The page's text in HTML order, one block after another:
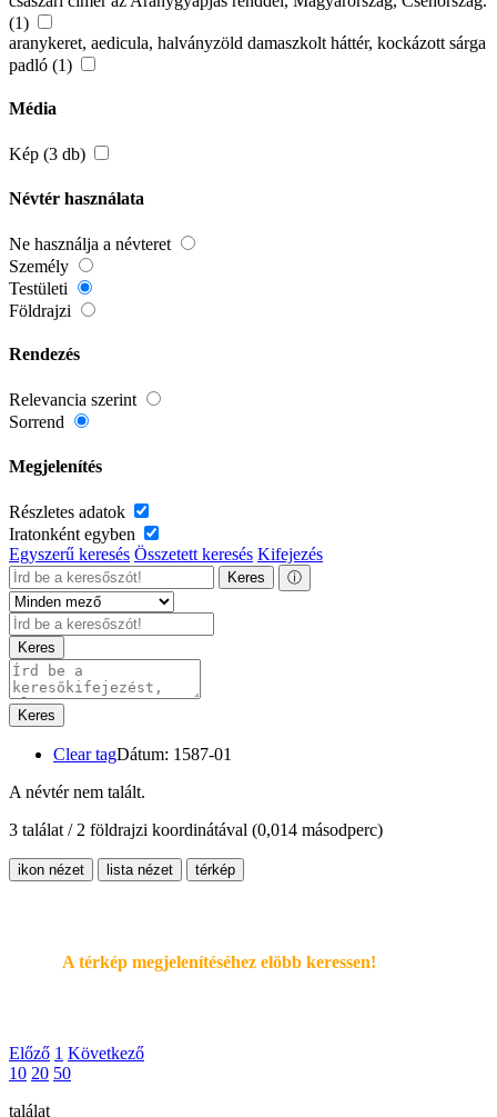
(1)
aranykeret, aedicula, halványzöld damaszkolt háttér, kockázott sárga
padló (1)
Média
Kép (3 db)
Névtér használata
Ne használja a névteret
Személy
Testületi
Földrajzi
Rendezés
Relevancia szerint
Sorrend
Megjelenítés
Részletes adatok
Iratonként egyben
Egyszerű keresés Összetett keresés Kifejezés
Keres ⓘ
Keres
Keres
Clear tagDátum: 1587-01
A névtér nem talált.
3 találat / 2 földrajzi koordinátával (0,014 másodperc)
ikon nézet lista nézet térkép
A térkép megjelenítéséhez elöbb keressen!
Előző 1 Következő
10 20 50
találat